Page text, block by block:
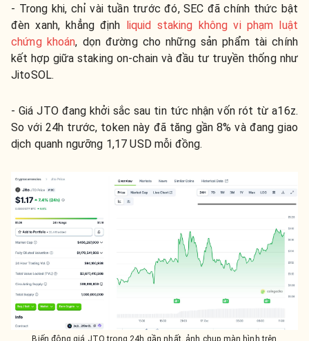
- Trong khi, chỉ vài tuần trước đó, SEC đã chính thức bật
đèn xanh, khẳng định liquid staking không vi phạm luật
chứng khoán, dọn đường cho những sản phẩm tài chính
kết hợp giữa staking on-chain và đầu tư truyền thống như
JitoSOL.
- Giá JTO đang khởi sắc sau tin tức nhận vốn rót từ a16z.
So với 24h trước, token này đã tăng gần 8% và đang giao
dịch quanh ngưỡng 1,17 USD mỗi đồng.
Biến động giá JTO trong 24h gần nhất, ảnh chụp màn hình trên